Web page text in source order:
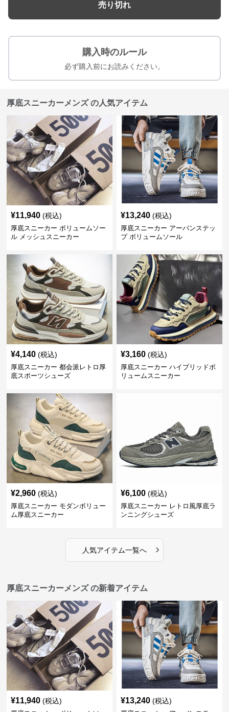
売り切れ
購入時のルール
必ず購入前にお読みください。
厚底スニーカーメンズ の人気アイテム
¥11,940 (税込)
厚底スニーカー ボリュームソー
ル メッシュスニーカー
¥13,240 (税込)
厚底スニーカー アーバンステッ
プ ボリュームソール
¥4,140 (税込)
厚底スニーカー 都会派レトロ厚
底スポーツシューズ
¥3,160 (税込)
厚底スニーカー ハイブリッドボ
リュームスニーカー
¥2,960 (税込)
厚底スニーカー モダンボリュー
ム厚底スニーカー
¥6,100 (税込)
厚底スニーカー レトロ風厚底ラ
ンニングシューズ
人気アイテム一覧へ ›
厚底スニーカーメンズ の新着アイテム
¥11,940 (税込) ¥13,240 (税込)